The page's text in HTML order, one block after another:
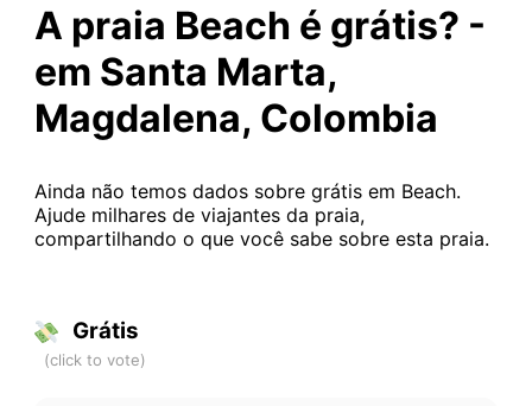
A praia Beach é grátis? -
em Santa Marta,
Magdalena, Colombia
Ainda não temos dados sobre grátis em Beach.
Ajude milhares de viajantes da praia,
compartilhando o que você sabe sobre esta praia.
Grátis